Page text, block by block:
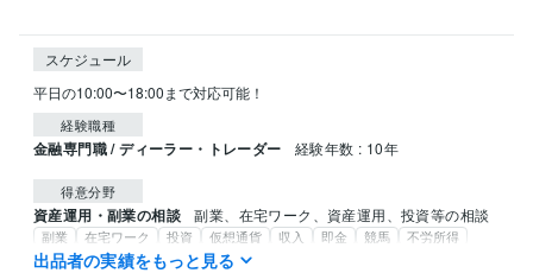
スケジュール
平日の10:00〜18:00まで対応可能！
経験職種
金融専門職 / ディーラー・トレーダー 経験年数 : 10年
得意分野
資産運用・副業の相談 副業、在宅ワーク、資産運用、投資等の相談
副業 在宅ワーク 投資 仮想通貨 収入 即金 競馬
不労所得
AIソフト
出品者の実績をもっと見る